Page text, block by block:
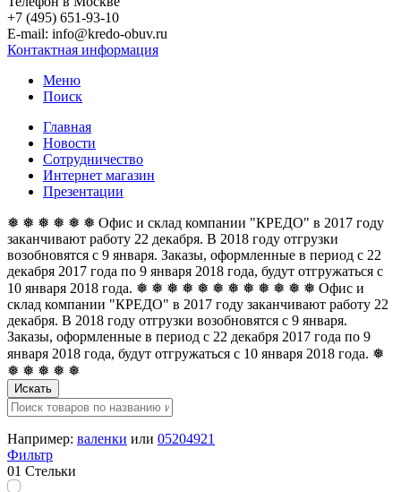
+7 (495) 651-93-10
E-mail: info@kredo-obuv.ru
Контактная информация
Меню
Поиск
Главная
Новости
Сотрудничество
Интернет магазин
Презентации
❅ ❅ ❅ ❅ ❅ ❅ Офис и склад компании "КРЕДО" в 2017 году
заканчивают работу 22 декабря. В 2018 году отгрузки
возобновятся с 9 января. Заказы, оформленные в период с 22
декабря 2017 года по 9 января 2018 года, будут отгружаться с
10 января 2018 года. ❅ ❅ ❅ ❅ ❅ ❅ ❅ ❅ ❅ ❅ ❅ ❅ Офис и
склад компании "КРЕДО" в 2017 году заканчивают работу 22
декабря. В 2018 году отгрузки возобновятся с 9 января.
Заказы, оформленные в период с 22 декабря 2017 года по 9
января 2018 года, будут отгружаться с 10 января 2018 года. ❅
❅ ❅ ❅ ❅ ❅
Искать
Например: валенки или 05204921
Фильтр
01 Стельки